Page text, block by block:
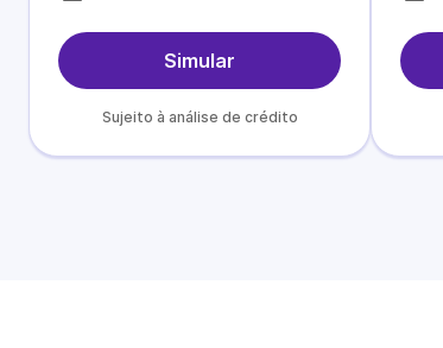
Simular
Sujeito à análise de crédito